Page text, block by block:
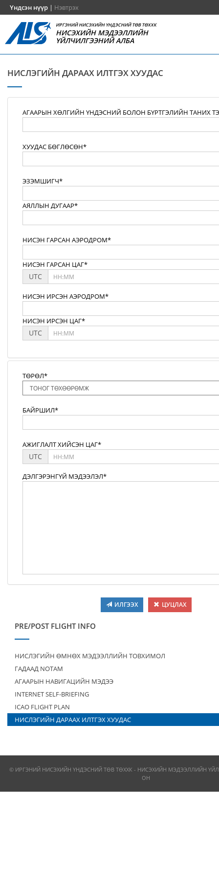
Үндсэн нүүр | Нэвтрэх
ИРГЭНИЙ НИСЭХИЙН ҮНДЭСНИЙ ТӨВ ТӨХХК
НИСЭХИЙН МЭДЭЭЛЛИЙН
ҮЙЛЧИЛГЭЭНИЙ АЛБА
НИСЛЭГИЙН ДАРААХ ИЛТГЭХ ХУУДАС
АГААРЫН ХӨЛГИЙН ҮНДЭСНИЙ БОЛОН БҮРТГЭЛИЙН ТАНИХ
ХУУДАС БӨГЛӨСӨН*
ЭЗЭМШИГЧ*
АЯЛЛЫН ДУГААР*
НИСЭН ГАРСАН АЭРОДРОМ*
НИСЭН ГАРСАН ЦАГ*
UTC
НИСЭН ИРСЭН АЭРОДРОМ*
НИСЭН ИРСЭН ЦАГ*
UTC
ТӨРӨЛ*
БАЙРШИЛ*
АЖИГЛАЛТ ХИЙСЭН ЦАГ*
UTC
ДЭЛГЭРЭНГҮЙ МЭДЭЭЛЭЛ*
ИЛГЭЭХ ЦУЦЛАХ
PRE/POST FLIGHT INFO
НИСЛЭГИЙН ӨМНӨХ МЭДЭЭЛЛИЙН ТОВХИМОЛ
ГАДААД NOTAM
АГААРЫН НАВИГАЦИЙН МЭДЭЭ
INTERNET SELF-BRIEFING
ICAO FLIGHT PLAN
НИСЛЭГИЙН ДАРААХ ИЛТГЭХ ХУУДАС
© ИРГЭНИЙ НИСЭХИЙН ҮНДЭСНИЙ ТӨВ ТӨХХК - НИСЭХИЙН МЭДЭЭЛЛИЙН
ОН